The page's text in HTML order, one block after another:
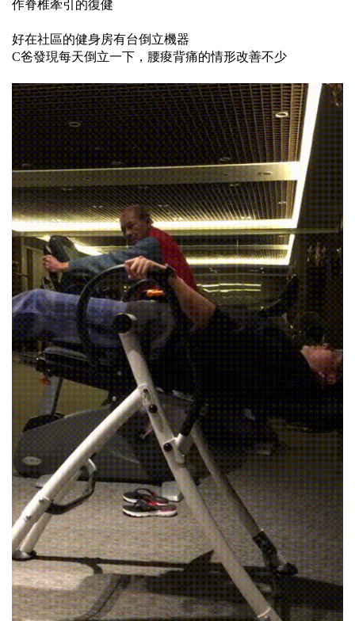
作脊椎牽引的復健
好在社區的健身房有台倒立機器
C爸發現每天倒立一下，腰痠背痛的情形改善不少